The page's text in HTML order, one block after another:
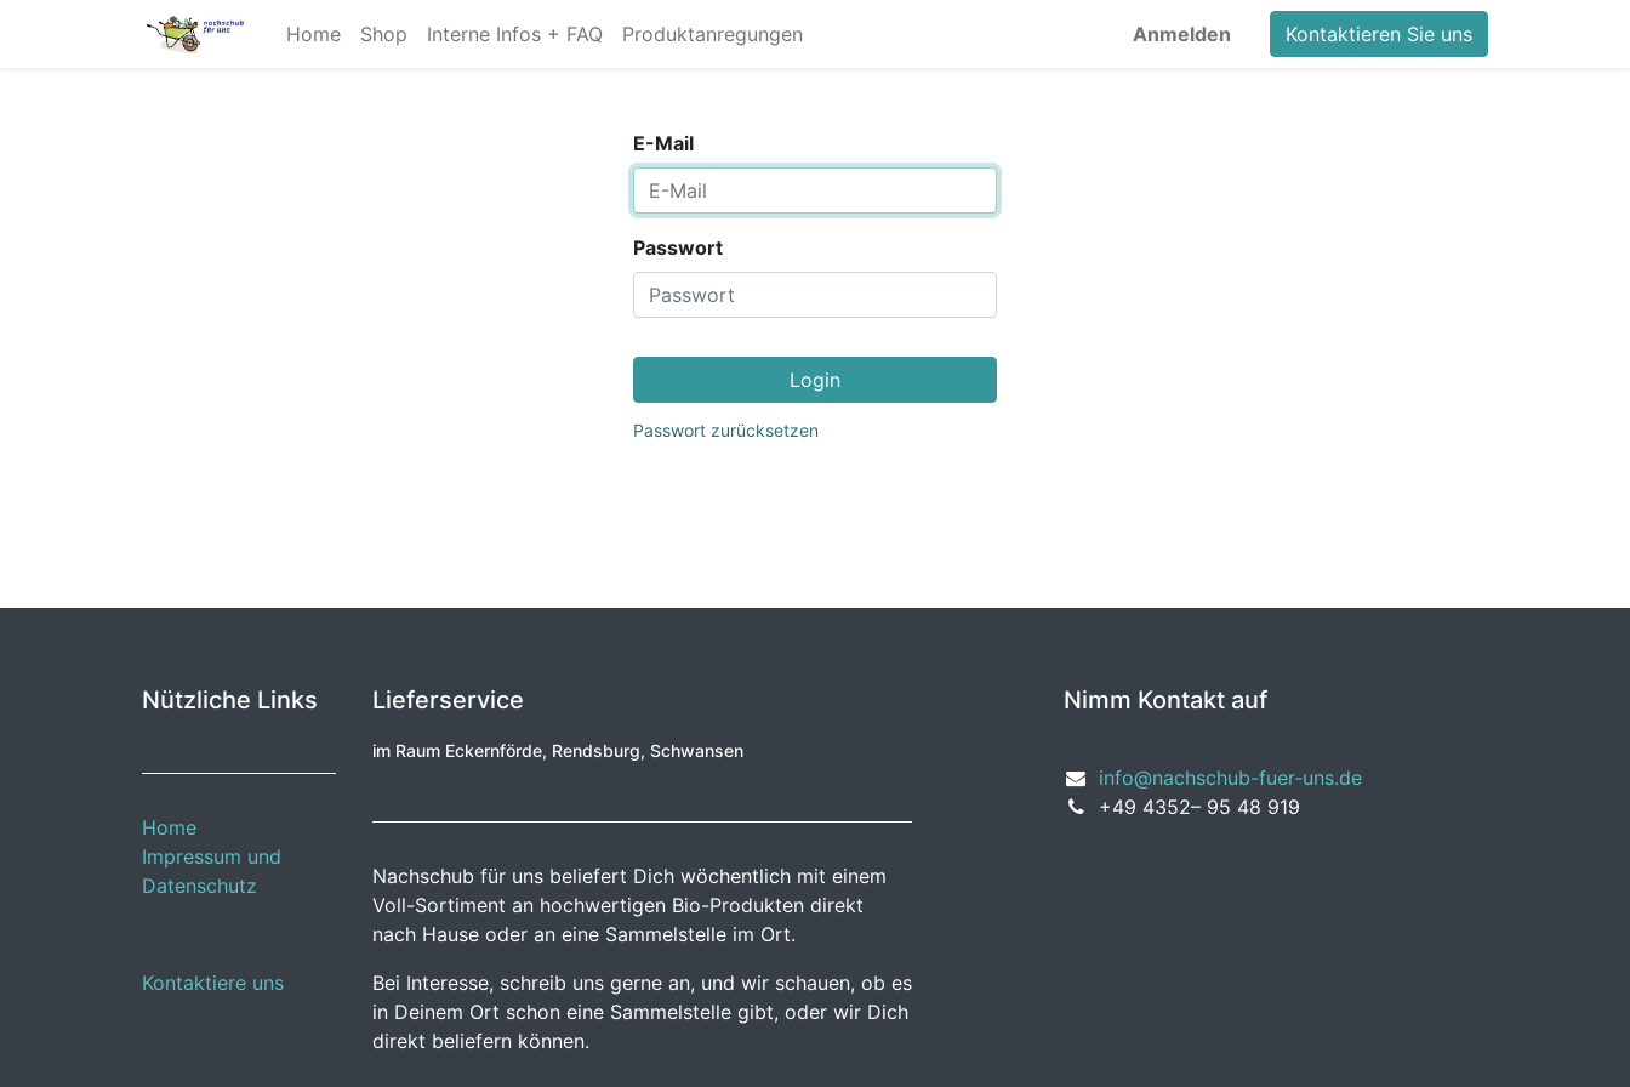
Home Shop Interne Infos + FAQ Produktanregungen Anmelden Kontaktieren Sie uns
E-Mail
Passwort
Login
Passwort zurücksetzen
Nützliche Links
Home
Impressum und
Datenschutz
Kontaktiere uns
Lieferservice
im Raum Eckernförde, Rendsburg, Schwansen
Nachschub für uns beliefert Dich wöchentlich mit einem
Voll-Sortiment an hochwertigen Bio-Produkten direkt
nach Hause oder an eine Sammelstelle im Ort.
Bei Interesse, schreib uns gerne an, und wir schauen, ob es
in Deinem Ort schon eine Sammelstelle gibt, oder wir Dich
direkt beliefern können.
Nimm Kontakt auf
info@nachschub-fuer-uns.de
+49 4352– 95 48 919